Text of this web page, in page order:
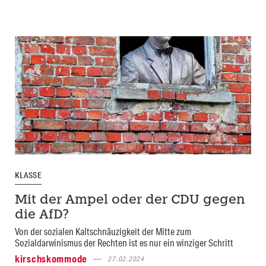
KLASSE
Mit der Ampel oder der CDU gegen
die AfD?
Von der sozialen Kaltschnäuzigkeit der Mitte zum
Sozialdarwinismus der Rechten ist es nur ein winziger Schritt
kirschskommode
27.02.2024